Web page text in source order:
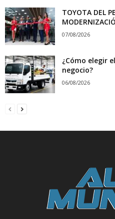
TOYOTA DEL
07/08/2026
¿Cómo elegir
negocio?
06/08/2026